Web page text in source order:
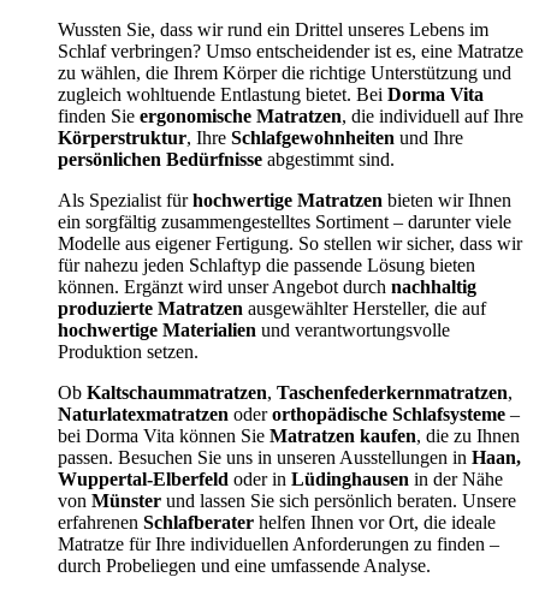
Wussten Sie, dass wir rund ein Drittel unseres Lebens im
Schlaf verbringen? Umso entscheidender ist es, eine Matratze
zu wählen, die Ihrem Körper die richtige Unterstützung und
zugleich wohltuende Entlastung bietet. Bei Dorma Vita
finden Sie ergonomische Matratzen, die individuell auf Ihre
Körperstruktur, Ihre Schlafgewohnheiten und Ihre
persönlichen Bedürfnisse abgestimmt sind.
Als Spezialist fürhochwertige Matratzen bieten wir Ihnen
ein sorgfältig zusammengestelltes Sortiment – darunter viele
Modelle aus eigener Fertigung. So stellen wir sicher, dass wir
für nahezu jeden Schlaftyp die passende Lösung bieten
können. Ergänzt wird unser Angebot durch nachhaltig
produzierte Matratzen ausgewählter Hersteller, die auf
hochwertige Materialien und verantwortungsvolle
Produktion setzen.
Ob Kaltschaummatratzen, Taschenfederkernmatratzen,
Naturlatexmatratzen oderorthopädische Schlafsysteme –
bei Dorma Vita können Sie Matratzen kaufen, die zu Ihnen
passen. Besuchen Sie uns in unseren Ausstellungen in Haan,
Wuppertal-Elberfeld oder in Lüdinghausen in der Nähe
von Münster und lassen Sie sich persönlich beraten. Unsere
erfahrenen Schlafberater helfen Ihnen vor Ort, die ideale
Matratze für Ihre individuellen Anforderungen zu finden –
durch Probeliegen und eine umfassende Analyse.